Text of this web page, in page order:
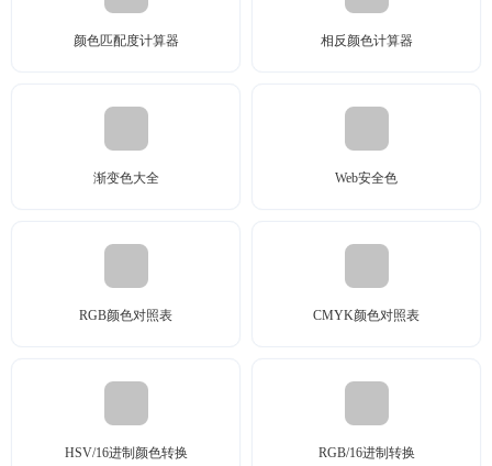
颜色匹配度计算器 相反颜色计算器
渐变色大全 Web安全色
RGB颜色对照表 CMYK颜色对照表
HSV/16进制颜色转换 RGB/16进制转换